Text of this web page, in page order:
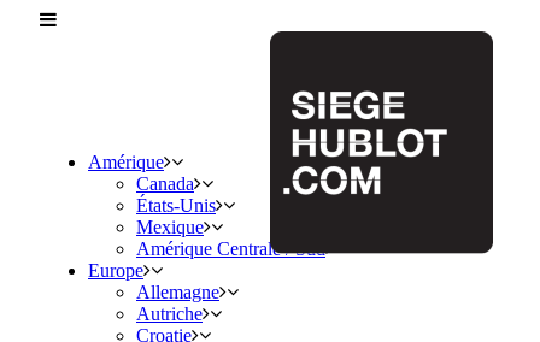
Amérique
Canada
États-Unis
Mexique
Amérique Centrale / Sud
Europe
Allemagne
Autriche
Croatie